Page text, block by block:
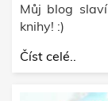
Můj blog
knihy! :)
Číst celé..